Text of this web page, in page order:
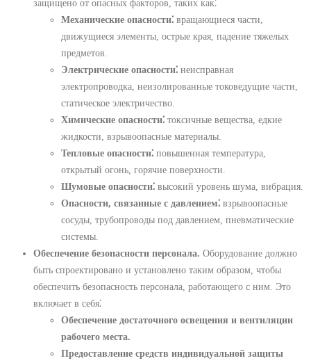
защищено от опасных факторов, таких как⁚
Механические опасности⁚ вращающиеся части,
движущиеся элементы, острые края, падение тяжелых
предметов.
Электрические опасности⁚ неисправная
электропроводка, неизолированные токоведущие части,
статическое электричество.
Химические опасности⁚ токсичные вещества, едкие
жидкости, взрывоопасные материалы.
Тепловые опасности⁚ повышенная температура,
открытый огонь, горячие поверхности.
Шумовые опасности⁚ высокий уровень шума, вибрация.
Опасности, связанные с давлением⁚ взрывоопасные
сосуды, трубопроводы под давлением, пневматические
системы.
Обеспечение безопасности персонала. Оборудование должно
быть спроектировано и установлено таким образом, чтобы
обеспечить безопасность персонала, работающего с ним. Это
включает в себя⁚
Обеспечение достаточного освещения и вентиляции
рабочего места.
Предоставление средств индивидуальной защиты